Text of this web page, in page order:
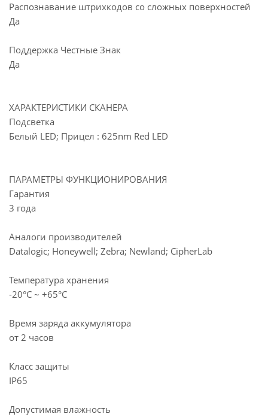
Распознавание штрихкодов со сложных поверхностей
Да
Поддержка Честные Знак
Да
ХАРАКТЕРИСТИКИ СКАНЕРА
Подсветка
Белый LED; Прицел : 625nm Red LED
ПАРАМЕТРЫ ФУНКЦИОНИРОВАНИЯ
Гарантия
3 года
Аналоги производителей
Datalogic; Honeywell; Zebra; Newland; CipherLab
Температура хранения
-20°С ~ +65°С
Время заряда аккумулятора
от 2 часов
Класс защиты
IP65
Допустимая влажность